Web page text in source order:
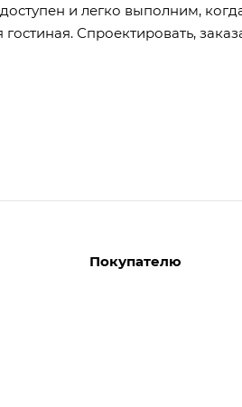
и легко выполним,
Спроектировать,
Покупателю